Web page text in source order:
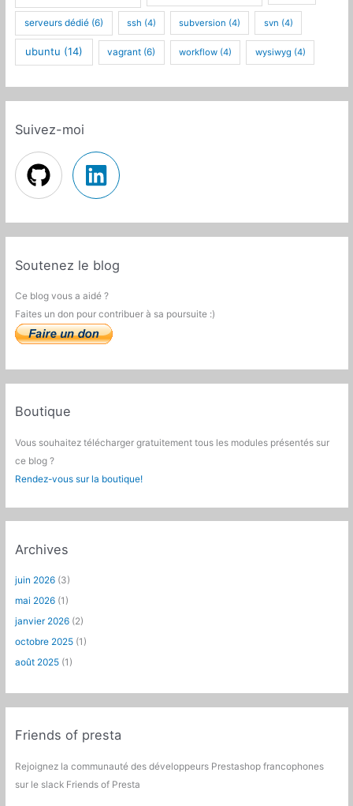
serveurs dédié(6) ssh (4) subversion (4) svn (4)
ubuntu (14) vagrant (6) workflow (4) wysiwyg (4)
Suivez-moi
Soutenez le blog
Ce blog vous a aidé ?
Faites un don pour contribuer à sa poursuite :)
Boutique
Vous souhaitez télécharger gratuitement tous les modules présentés sur
ce blog ?
Rendez-vous sur la boutique!
Archives
juin 2026 (3)
mai 2026 (1)
janvier 2026 (2)
octobre 2025 (1)
août 2025 (1)
Friends of presta
Rejoignez la communauté des développeurs Prestashop francophones
sur le slack Friends of Presta